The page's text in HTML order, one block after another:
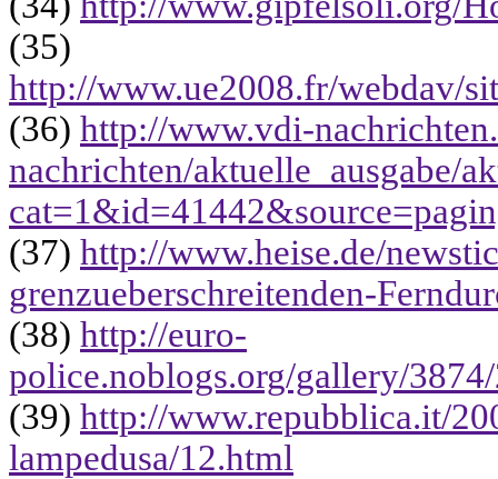
(35)
http://www.ue2008.fr/webdav/
(36) http://www.vdi-
nachrichten/aktuelle_ausgabe/
(37) http://www.heise.de/
grenzueberschreitenden-
(38) http://euro-
police.noblogs.org/gallery/
(39) http://www.repubblica.it/
lampedusa/12.html